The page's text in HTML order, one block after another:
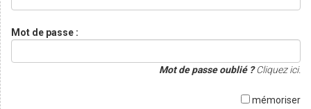
Mot de passe :
Mot de passe oublié ?Cliquez ici.
mémoriser